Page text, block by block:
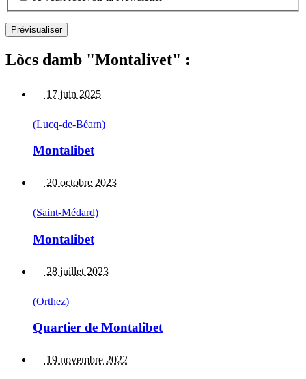
Lòcs damb "Montalivet" :
17 juin 2025
(Lucq-de-Béarn)
Montalibet
20 octobre 2023
(Saint-Médard)
Montalibet
28 juillet 2023
(Orthez)
Quartier de Montalibet
19 novembre 2022